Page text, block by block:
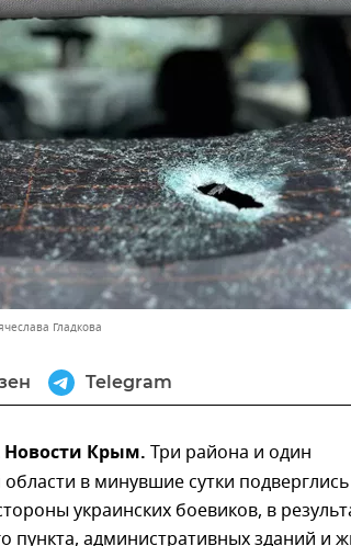
Гладкова
Telegram
Крым. Три района и один
в минувшие сутки подверглись
украинских боевиков, в
пункта, административных зданий и